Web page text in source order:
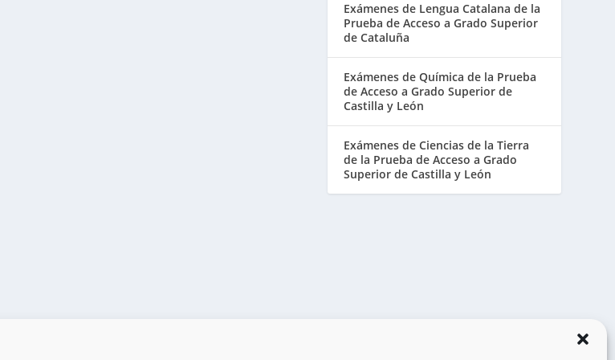
Exámenes de Lengua Catalana de la
Prueba de Acceso a Grado Superior
de Cataluña
Exámenes de Química de la Prueba
de Acceso a Grado Superior de
Castilla y León
Exámenes de Ciencias de la Tierra
de la Prueba de Acceso a Grado
Superior de Castilla y León